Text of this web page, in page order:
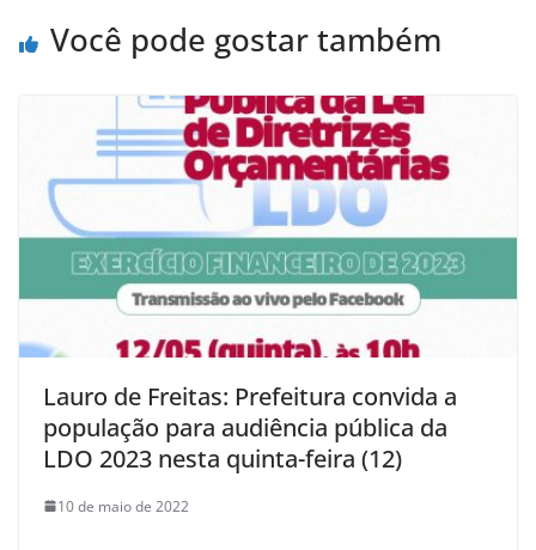
k
Você pode gostar também
Lauro de Freitas: Prefeitura convida a
população para audiência pública da
LDO 2023 nesta quinta-feira (12)
10 de maio de 2022